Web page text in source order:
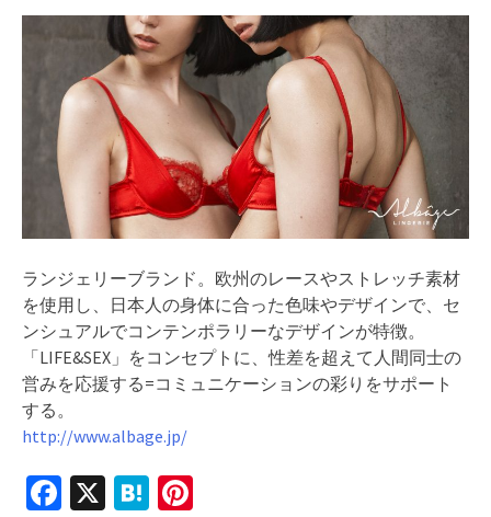
ランジェリーブランド。欧州のレースやストレッチ素材
を使用し、日本人の身体に合った色味やデザインで、セ
ンシュアルでコンテンポラリーなデザインが特徴。
「LIFE&SEX」をコンセプトに、性差を超えて人間同士の
営みを応援する=コミュニケーションの彩りをサポート
する。
http://www.albage.jp/
Facebook
X Hatena